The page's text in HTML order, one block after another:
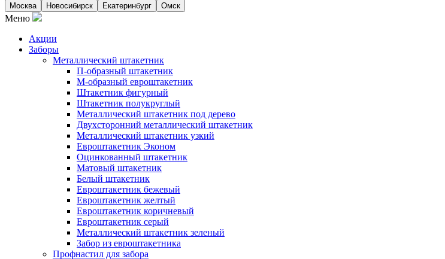
Москва Новосибирск Екатеринбург Омск
Меню
Акции
Заборы
Металлический штакетник
П-образный штакетник
М-образный евроштакетник
Штакетник фигурный
Штакетник полукруглый
Металлический штакетник под дерево
Двухсторонний металлический штакетник
Металлический штакетник узкий
Евроштакетник Эконом
Оцинкованный штакетник
Матовый штакетник
Белый штакетник
Евроштакетник бежевый
Евроштакетник желтый
Евроштакетник коричневый
Евроштакетник серый
Металлический штакетник зеленый
Забор из евроштакетника
Профнастил для забора